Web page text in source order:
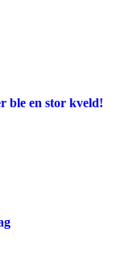
ble en stor kveld!